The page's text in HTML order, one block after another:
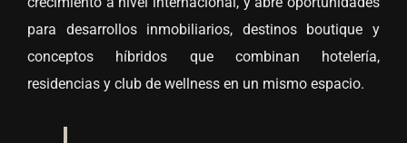
para desarrollos inmobiliarios, destinos boutique y
conceptos híbridos que combinan hotelería,
residencias y club de wellness en un mismo espacio.